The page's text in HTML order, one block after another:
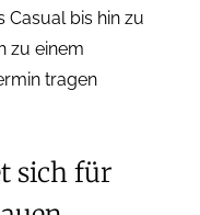
Casual bis hin zu
zu einem
tragen
sich für